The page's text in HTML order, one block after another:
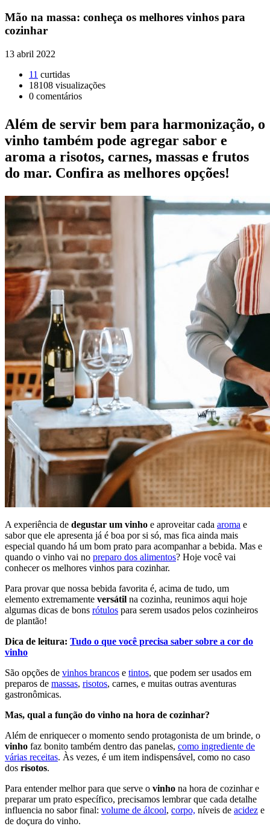
Mão na massa: conheça os melhores vinhos para
cozinhar
13 abril 2022
11 curtidas
18108 visualizações
0 comentários
Além de servir bem para harmonização, o
vinho também pode agregar sabor e
aroma a risotos, carnes, massas e frutos
do mar. Confira as melhores opções!
A experiência de degustar um vinho e aproveitar cada aroma e
sabor que ele apresenta já é boa por si só, mas fica ainda mais
especial quando há um bom prato para acompanhar a bebida. Mas e
quando o vinho vai no preparo dos alimentos? Hoje você vai
conhecer os melhores vinhos para cozinhar.
Para provar que nossa bebida favorita é, acima de tudo, um
elemento extremamente versátil na cozinha, reunimos aqui hoje
algumas dicas de bons rótulos para serem usados pelos cozinheiros
de plantão!
Dica de leitura: Tudo o que você precisa saber sobre a cor do
vinho
São opções de vinhos brancos e tintos, que podem ser usados em
preparos de massas, risotos, carnes, e muitas outras aventuras
gastronômicas.
Mas, qual a função do vinho na hora de cozinhar?
Além de enriquecer o momento sendo protagonista de um brinde, o
vinho faz bonito também dentro das panelas, como ingrediente de
várias receitas. Às vezes, é um item indispensável, como no caso
dos risotos.
Para entender melhor para que serve o vinho na hora de cozinhar e
preparar um prato específico, precisamos lembrar que cada detalhe
influencia no sabor final: volume de álcool, corpo, níveis de acidez e
de doçura do vinho.